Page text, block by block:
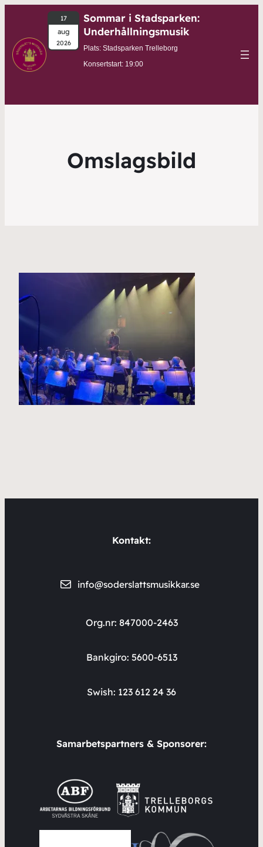
17
aug
2026
Sommar i Stadsparken:
Underhållningsmusik
Plats: Stadsparken Trelleborg
Konsertstart: 19:00
Omslagsbild
Kontakt:
info@soderslattsmusikkar.se
Org.nr: 847000-2463
Bankgiro: 5600-6513
Swish: 123 612 24 36
Samarbetspartners & Sponsorer: